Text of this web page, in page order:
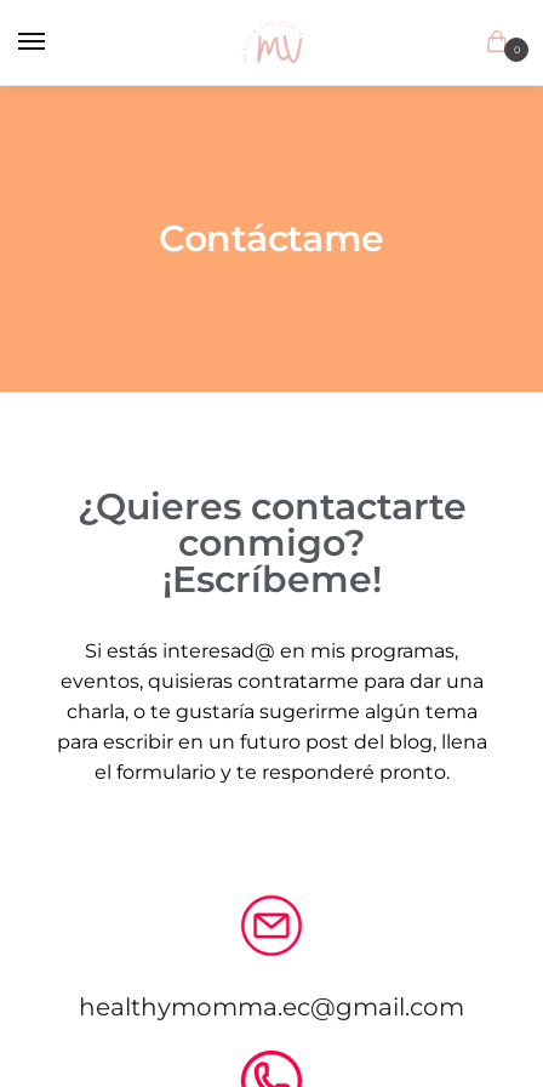
0
Contáctame
¿Quieres contactarte
conmigo?
¡Escríbeme!
Si estás interesad@ en mis programas,
eventos, quisieras contratarme para dar una
charla, o te gustaría sugerirme algún tema
para escribir en un futuro post del blog, llena
el formulario y te responderé pronto.
healthymomma.ec@gmail.com